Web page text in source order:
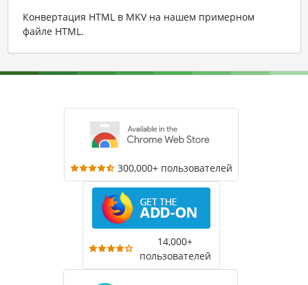
Конвертация HTML в MKV на нашем примерном
файле HTML.
300,000+ пользователей
14,000+
пользователей